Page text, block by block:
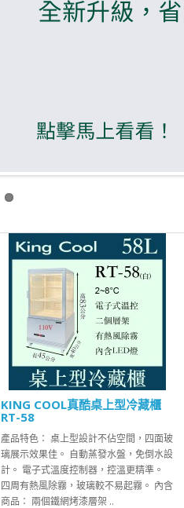
KING COOL真酷桌上型冷藏櫃
RT-58
產品特色： 桌上型設計不佔空間，四面玻
璃展示效果佳。 自動蒸發水盤，免倒水設
計。 電子式溫度控制器，控溫更精準。
四周有熱風除霧，玻璃較不易起霧。 內含
商品： 兩個鐵網烤漆層架 ..